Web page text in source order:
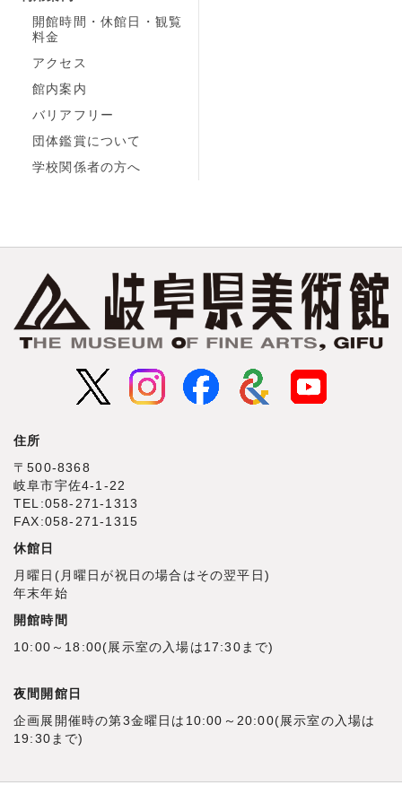
開館時間・休館日・観覧
料金
アクセス
館内案内
バリアフリー
団体鑑賞について
学校関係者の方へ
住所
〒500‐8368
岐阜市宇佐4‐1‐22
TEL:058-271-1313
FAX:058-271-1315
休館日
月曜日(月曜日が祝日の場合はその翌平日)
年末年始
開館時間
10:00～18:00(展示室の入場は17:30まで)
夜間開館日
企画展開催時の第3金曜日は10:00～20:00(展示室の入場は
19:30まで)